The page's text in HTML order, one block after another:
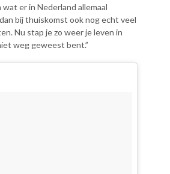
wat er in Nederland allemaal
bij thuiskomst ook nog echt veel
Nu stap je zo weer je leven in
weg geweest bent.”